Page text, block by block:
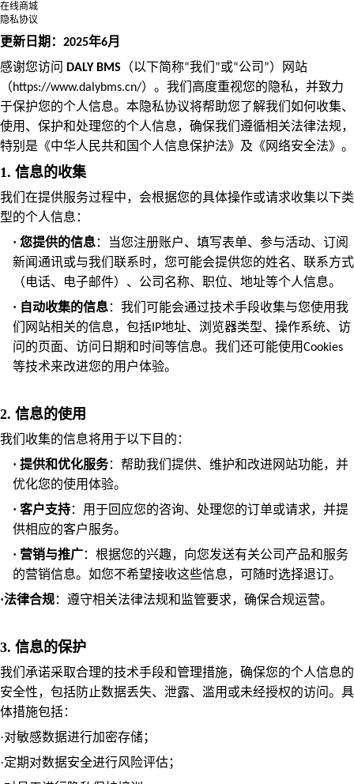
在线商城
隐私协议
更新日期： 2025年6月
感谢您访问
DALY BMS （以下简称“我们 ”或“公司 ”）
网站
（https://www.dalybms.cn/）。我们高度重视您的隐私，并致力
于保护您的个人信息。本隐私协议将帮助您了解我们如何收集、
使用、保护和处理您的个人信息，确保我们遵循相关法律法规，
特别是《中华人民共和国个人信息保护法》及《网络安全法》。
1. 信息的收集
我们在提供服务过程中，会根据您的具体操作或请求收集以下类
型的个人信息：
· 您提供的信息：当您注册账户、填写表单、参与活动、订阅
新闻通讯或与我们联系时，您可能会提供您的姓名、联系方式
（电话、电子邮件）、公司名称、职位、地址等个人信息。
· 自动收集的信息：我们可能会通过技术手段收集与您使用我
们网站相关的信息，包括 IP地址、浏览器类型、操作系统、访
问的页面、访问日期和时间等信息。我们还可能使用Cookies
等技术来改进您的用户体验。
2. 信息的使用
我们收集的信息将用于以下目的：
· 提供和优化服务：帮助我们提供、维护和改进网站功能，并
优化您的使用体验。
· 客户支持：用于回应您的咨询、处理您的订单或请求，并提
供相应的客户服务。
· 营销与推广：根据您的兴趣，向您发送有关公司产品和服务
的营销信息。如您不希望接收这些信息，可随时选择退订。
·法律合规：遵守相关法律法规和监管要求，确保合规运营。
3. 信息的保护
我们承诺采取合理的技术手段和管理措施，确保您的个人信息的
安全性，包括防止数据丢失、泄露、滥用或未经授权的访问。具
体措施包括：
·对敏感数据进行加密存储；
·定期对数据安全进行风险评估；